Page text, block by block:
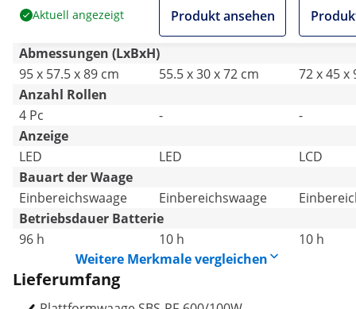
Aktuell angezeigt Produkt ansehen
Abmessungen (LxBxH)
95 x 57.5 x 89 cm
55.5 x 30 x 72 cm
72 x 45 x
Anzahl Rollen
4 Pc
-
-
Anzeige
LED
LED
LCD
Bauart der Waage
Einbereichswaage
Einbereichswaage
Betriebsdauer Batterie
96 h
10 h
10 h
Weitere Merkmale vergleichen
Lieferumfang